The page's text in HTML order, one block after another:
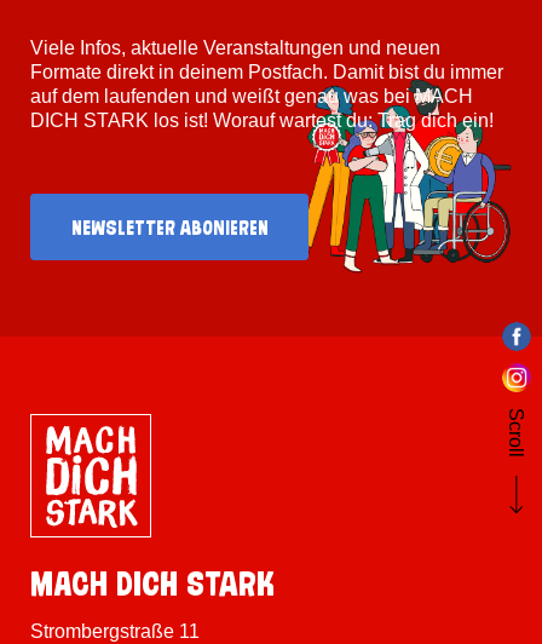
Scroll
Viele Infos, aktuelle Veranstaltungen und neuen
Formate direkt in deinem Postfach. Damit bist du immer
auf dem laufenden und weißt genau was bei MACH
DICH STARK los ist! Worauf wartest du: Trag dich ein!
Newsletter abonieren
MACH DICH STARK
Strombergstraße 11